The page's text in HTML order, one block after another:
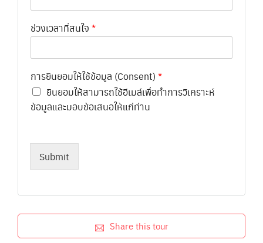
ช่วงเวลาที่สนใจ *
การยินยอมให้ใช้ข้อมูล (Consent) *
ยินยอมให้สามารถใช้อีเมล์เพื่อทำการวิเคราะห์
ข้อมูลและมอบข้อเสนอให้แก่ท่าน
Submit
Share this tour